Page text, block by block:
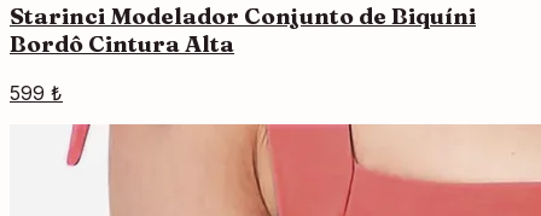
Starinci Modelador Conjunto de Biquíni
Bordô Cintura Alta
599 ₺